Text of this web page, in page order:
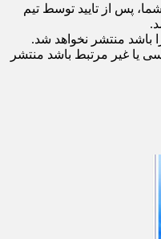
پس از تایید توسط تیم
باشد منتشر نخواهد شد.
یا غیر مرتبط باشد منتشر